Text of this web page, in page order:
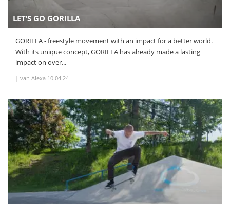
LET’S GO GORILLA
GORILLA - freestyle movement with an impact for a better world.
With its unique concept, GORILLA has already made a lasting
impact on over...
| van Alexa 10.04.24